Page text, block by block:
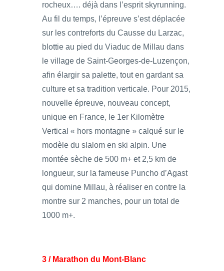
rocheux…. déjà dans l’esprit skyrunning.
Au fil du temps, l’épreuve s’est déplacée
sur les contreforts du Causse du Larzac,
blottie au pied du Viaduc de Millau dans
le village de Saint-Georges-de-Luzençon,
afin élargir sa palette, tout en gardant sa
culture et sa tradition verticale. Pour 2015,
nouvelle épreuve, nouveau concept,
unique en France, le 1er Kilomètre
Vertical « hors montagne » calqué sur le
modèle du slalom en ski alpin. Une
montée sèche de 500 m+ et 2,5 km de
longueur, sur la fameuse Puncho d’Agast
qui domine Millau, à réaliser en contre la
montre sur 2 manches, pour un total de
1000 m+.
3 / Marathon du Mont-Blanc